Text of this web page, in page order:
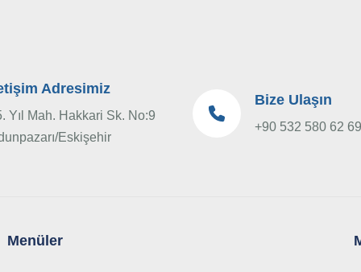
Adresimiz
Yıl Mah. Hakkari Sk. No:9
Eskişehir
Bize Ulaşın
+90 532 580 62 69
Menüler